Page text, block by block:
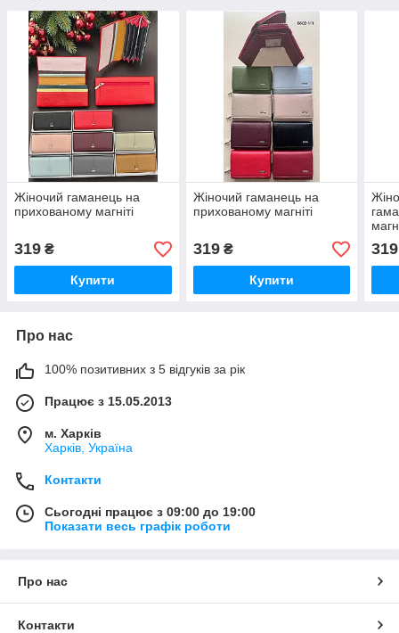
Жіночий гаманець на
прихованому магніті
319 ₴
Купити
Жіночий гаманець на
прихованому магніті
319₴
Купити
319
Про нас
100% позитивних з 5 відгуків за рік
Працює з 15.05.2013
м. Харків
Харків, Україна
Контакти
Сьогодні працює з 09:00 до 19:00
Показати весь графік роботи
Про нас
Контакти